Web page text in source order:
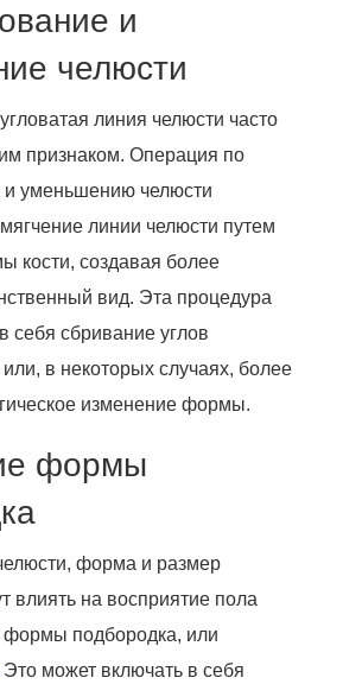
и
челюсти
линия челюсти часто
признаком. Операция по
и уменьшению челюсти
линии челюсти путем
кости, создавая более
вид. Эта процедура
себя сбривание углов
или, в некоторых случаях, более
изменение формы.
формы
форма и размер
влиять на восприятие пола
формы подбородка, или
Это может включать в себя